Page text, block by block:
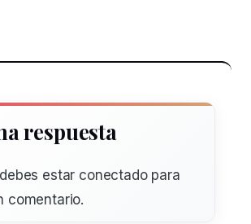
respuesta
estar conectadopara
comentario.